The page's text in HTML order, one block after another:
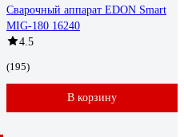
Сварочный аппарат EDON Smart
MIG-180 16240
4.5
(195)
В корзину